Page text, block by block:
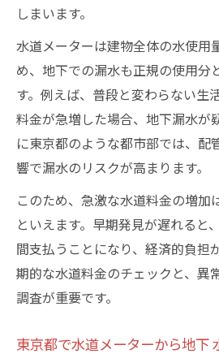
しまいます。
水道メーターは建物全体の水使用
め、地下での漏水も正規の使用分
す。例えば、普段と変わらない生
料金が急増した場合、地下漏水が
に東京都のような都市部では、配
響で漏水のリスクが高まります。
このため、急激な水道料金の増加
といえます。早期発見が遅れると
間支払うことになり、経済的負担
期的な水道料金のチェックと、異
調査が重要です。
東京都で水道メーターから地下